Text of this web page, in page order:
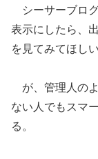
シーサーブロ
表示にしたら、
を見てみてほしい
が、管理人の
ない人でもスマ
る。